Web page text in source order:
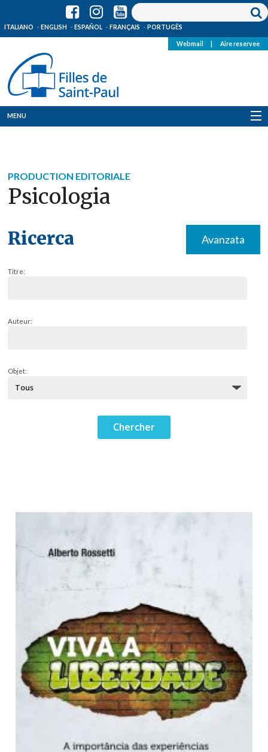
ITALIANO ENGLISH ESPAÑOL FRANÇAIS PORTUGÊS
Webmail Aire reservee
MENU
News
PRODUCTION EDITORIALE
Psicologia
Ricerca Avanzata
Titre:
Auteur:
Objet: